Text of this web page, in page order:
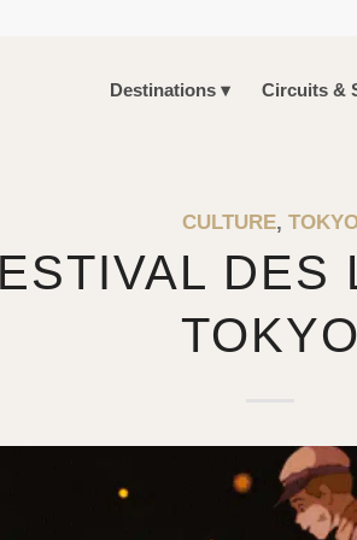
Destinations Circuits &
CULTURE,
DES
TOKYO